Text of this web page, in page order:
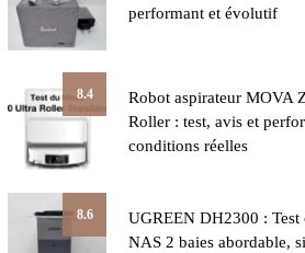
performant et évolutif
8.4
Robot aspirateur MOVA
Roller : test, avis et
conditions réelles
8.6
UGREEN DH2300 : Test
NAS 2 baies abordable,